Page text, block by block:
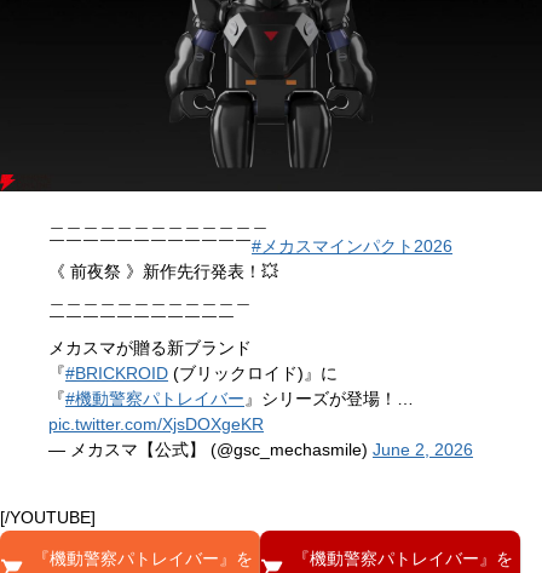
￣￣￣￣￣￣￣￣￣￣￣￣#メカスマインパクト2026
《 前夜祭 》新作先行発表！💥
￣￣￣￣￣￣￣￣￣￣￣
メカスマが贈る新ブランド
『#BRICKROID (ブリックロイド)』に
『#機動警察パトレイバー 』シリーズが登場！…
pic.twitter.com/XjsDOXgeKR
— メカスマ【公式】 (@gsc_mechasmile) June 2, 2026
[/YOUTUBE]
『機動警察パトレイバー』を
『機動警察パトレイバー』を